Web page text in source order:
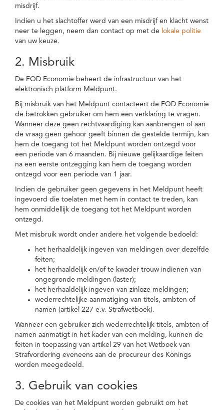
misdrijf.
Indien u het slachtoffer werd van een misdrijf en klacht wenst
neer te leggen, neem dan contact op met de lokale politie
van uw keuze.
2. Misbruik
De FOD Economie beheert de infrastructuur van het
elektronisch platform Meldpunt.
Bij misbruik van het Meldpunt contacteert de FOD Economie
de betrokken gebruiker om hem een verklaring te vragen.
Wanneer deze geen rechtvaardiging kan aanbrengen of aan
de vraag geen gehoor geeft binnen de gestelde termijn, kan
hem de toegang tot het Meldpunt worden ontzegd voor
een periode van 6 maanden. Bij nieuwe gelijkaardige feiten
na een eerste ontzegging kan hem de toegang worden
ontzegd voor een periode van 1 jaar.
Indien de gebruiker geen gegevens in het Meldpunt heeft
ingevoerd die toelaten met hem in contact te treden, kan
hem onmiddellijk de toegang tot het Meldpunt worden
ontzegd.
Met misbruik wordt onder andere het volgende bedoeld:
het herhaaldelijk ingeven van meldingen over dezelfde
feiten;
het herhaaldelijk en/of te kwader trouw indienen van
ongegronde meldingen (laster);
het herhaaldelijk ingeven van zinloze meldingen;
wederrechtelijke aanmatiging van titels, ambten of
namen (artikel 227 e.v. Strafwetboek).
Wanneer een gebruiker zich wederrechtelijk titels, ambten of
namen aanmatigt in het kader van een melding, kunnen de
feiten in toepassing van artikel 29 van het Wetboek van
Strafvordering eveneens aan de procureur des Konings
worden meegedeeld.
3. Gebruik van cookies
De cookies van het Meldpunt worden gebruikt om het